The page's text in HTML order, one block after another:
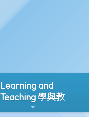
Learning and
Teaching 學與教